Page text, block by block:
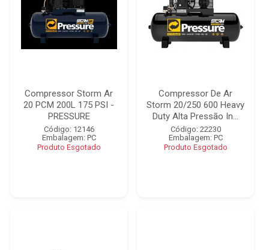
Compressor Storm Ar
20 PCM 200L 175 PSI -
PRESSURE
Código: 12146
Embalagem: PC
Produto Esgotado
Compressor De Ar
Storm 20/250 600 Heavy
Duty Alta Pressão In...
Código: 22230
Embalagem: PC
Produto Esgotado